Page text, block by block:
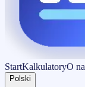
StartKalkulatoryO
Polski